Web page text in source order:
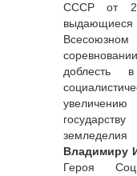
СССР от
доблесть
Владимиру
Героя